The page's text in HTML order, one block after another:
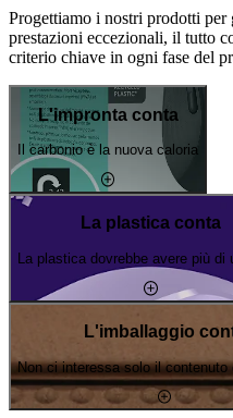
Progettiamo i nostri prodotti per
prestazioni eccezionali, il tutto
criterio chiave in ogni fase del
L'impronta conta
Il carbonio è la nuova caloria
La plastica conta
La plastica dovrebbe avere più di
L'imballaggio
Non ci interessa solo il contenuto